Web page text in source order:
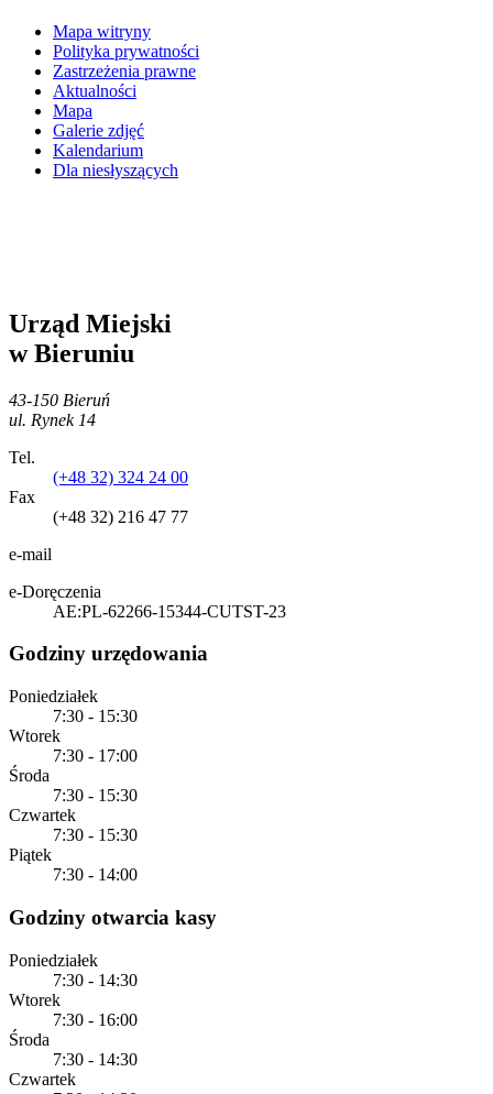
Mapa witryny
Polityka prywatności
Zastrzeżenia prawne
Aktualności
Mapa
Galerie zdjęć
Kalendarium
Dla niesłyszących
Urząd Miejski
w Bieruniu
43-150 Bieruń
ul. Rynek 14
Tel.
(+48 32) 324 24 00
Fax
(+48 32) 216 47 77
e-mail
e-Doręczenia
AE:PL-62266-15344-CUTST-23
Godziny urzędowania
Poniedziałek
7:30 - 15:30
Wtorek
7:30 - 17:00
Środa
7:30 - 15:30
Czwartek
7:30 - 15:30
Piątek
7:30 - 14:00
Godziny otwarcia kasy
Poniedziałek
7:30 - 14:30
Wtorek
7:30 - 16:00
Środa
7:30 - 14:30
Czwartek